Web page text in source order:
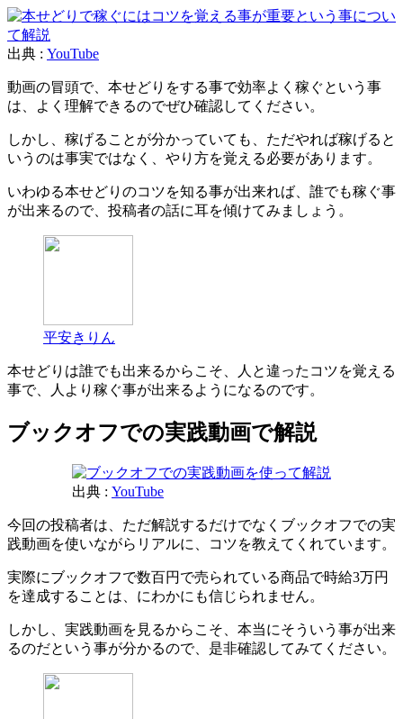
出典 : YouTube
動画の冒頭で、本せどりをする事で効率よく稼ぐという事
は、よく理解できるのでぜひ確認してください。
しかし、稼げることが分かっていても、ただやれば稼げると
いうのは事実ではなく、やり方を覚える必要があります。
いわゆる本せどりのコツを知る事が出来れば、誰でも稼ぐ事
が出来るので、投稿者の話に耳を傾けてみましょう。
平安きりん
本せどりは誰でも出来るからこそ、人と違ったコツを覚える
事で、人より稼ぐ事が出来るようになるのです。
ブックオフでの実践動画で解説
出典 : YouTube
今回の投稿者は、ただ解説するだけでなくブックオフでの実
践動画を使いながらリアルに、コツを教えてくれています。
実際にブックオフで数百円で売られている商品で時給3万円
を達成することは、にわかにも信じられません。
しかし、実践動画を見るからこそ、本当にそういう事が出来
るのだという事が分かるので、是非確認してみてください。